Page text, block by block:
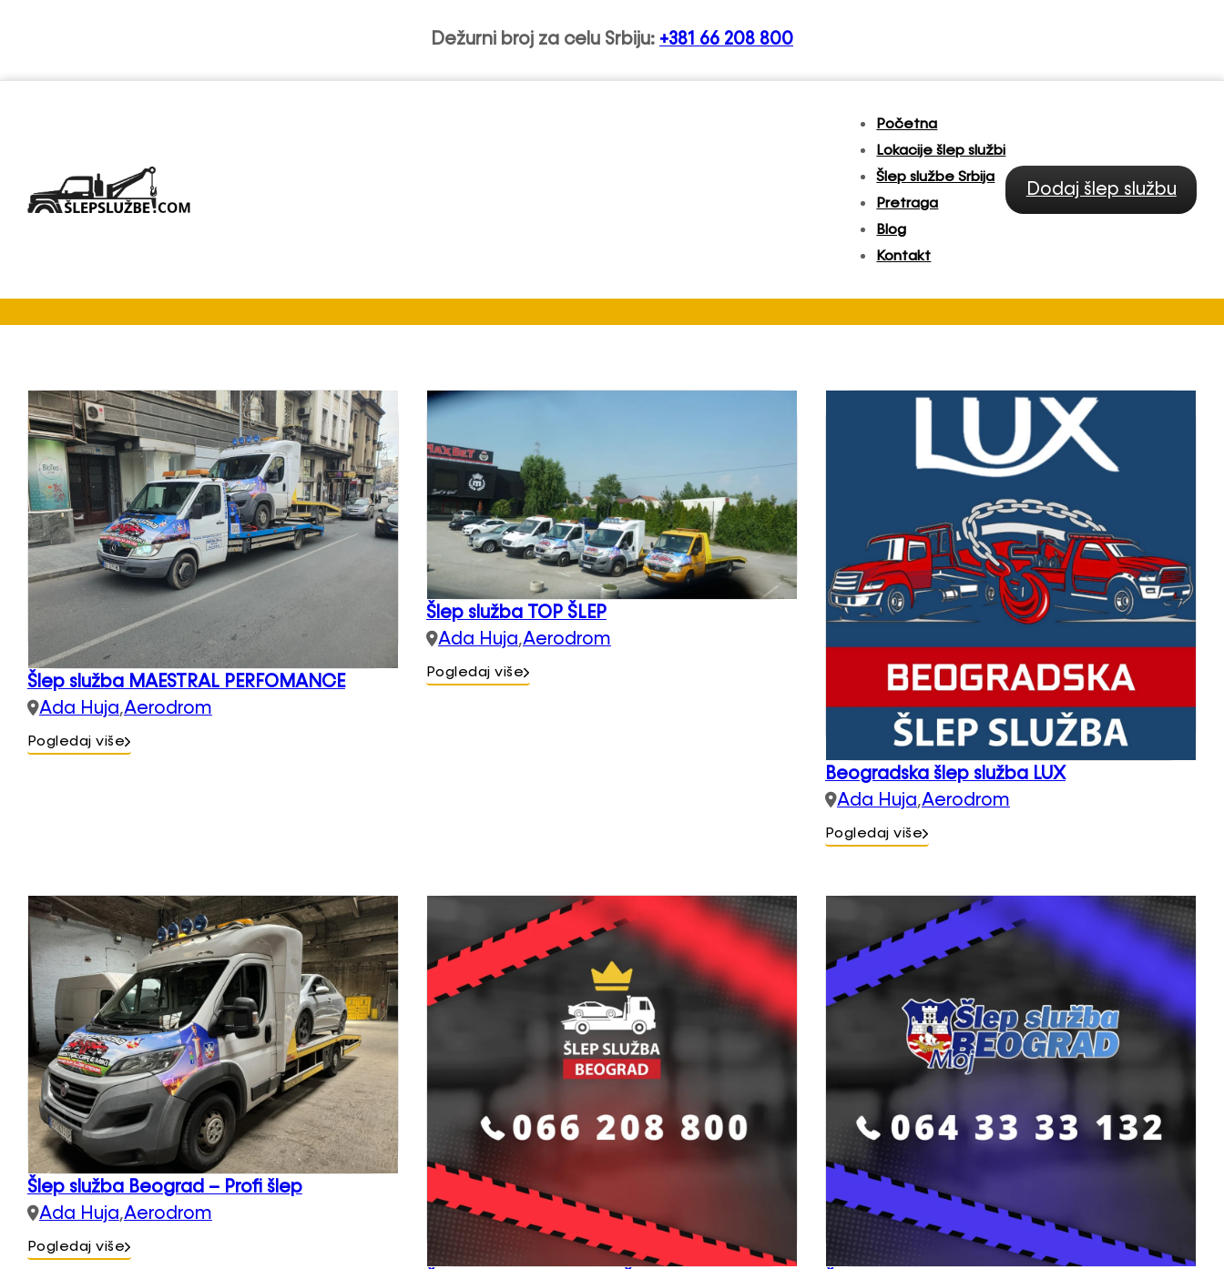
Dežurni broj za celu Srbiju: +381 66 208 800
Početna
Lokacije šlep službi
Šlep službe Srbija
Pretraga
Blog
Kontakt
Dodaj šlep službu
Šlep službe Slanci
Šlep služba MAESTRAL PERFOMANCE
Ada Huja,Aerodrom
Pogledaj više
Šlep služba TOP ŠLEP
Ada Huja,Aerodrom
Pogledaj više
Beogradska šlep služba LUX
Ada Huja,Aerodrom
Pogledaj više
Šlep služba Beograd – Profi šlep
Ada Huja,Aerodrom
Pogledaj više